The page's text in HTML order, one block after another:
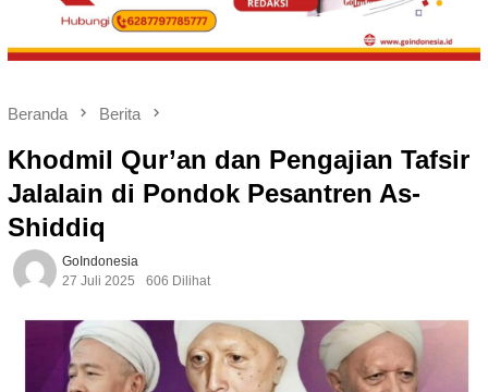
Beranda Berita
Khodmil Qur’an dan Pengajian Tafsir
Jalalain di Pondok Pesantren As-
Shiddiq
GoIndonesia
27 Juli 2025
606 Dilihat